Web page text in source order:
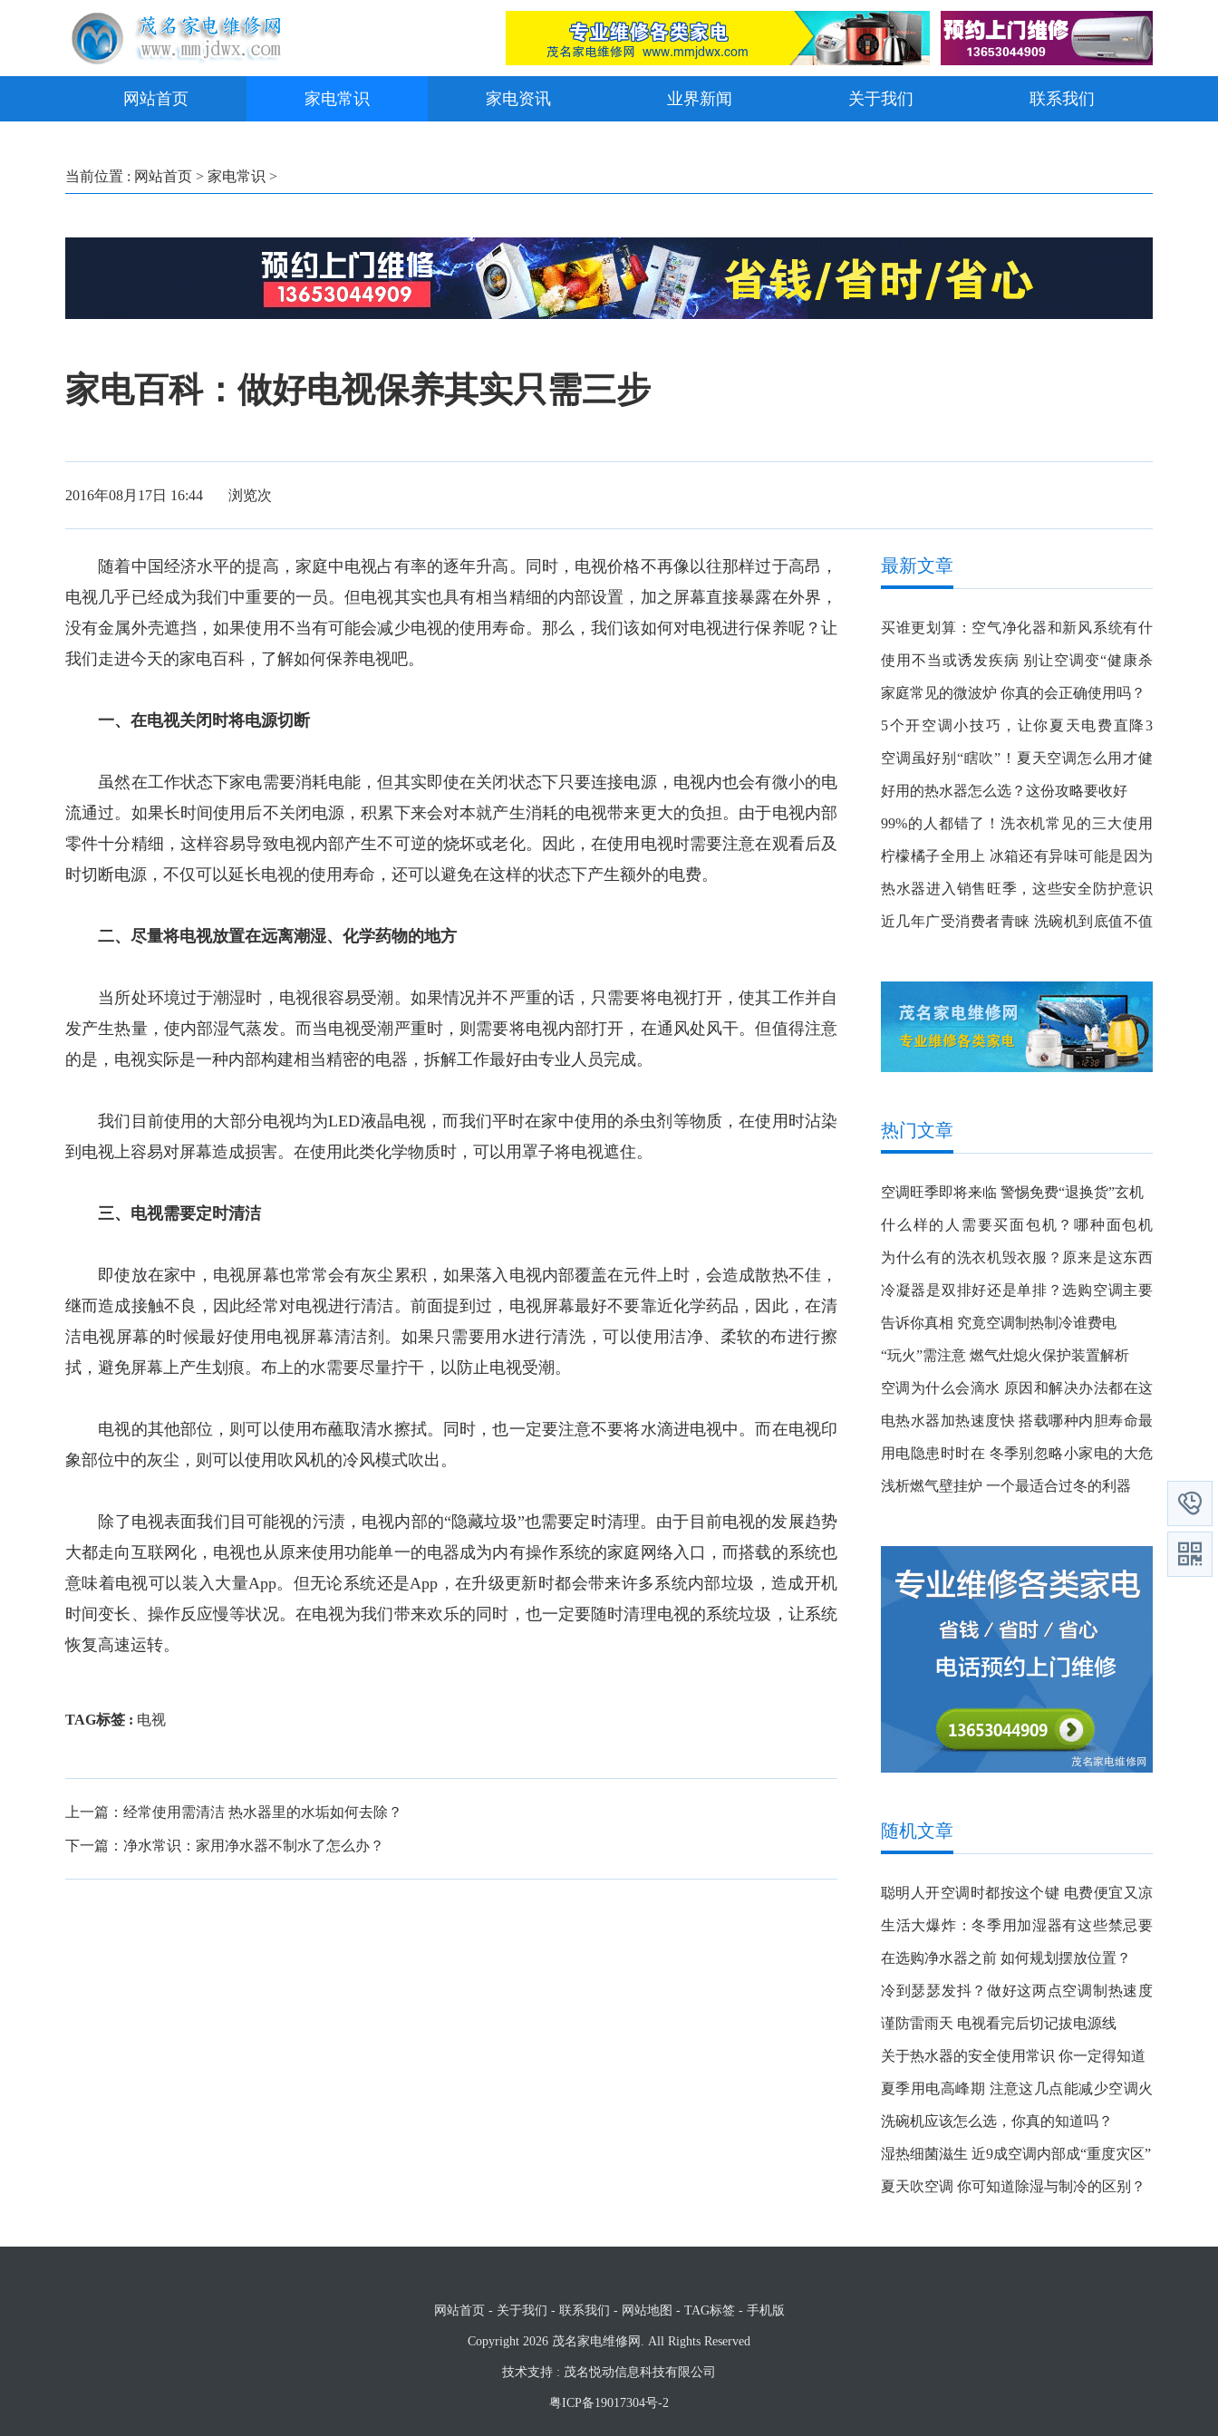
网站首页 家电常识 家电资讯 业界新闻 关于我们 联系我们
当前位置 : 网站首页 > 家电常识 >
家电百科：做好电视保养其实只需三步
2016年08月17日 16:44 浏览次
随着中国经济水平的提高，家庭中电视占有率的逐年升高。同时，电视价格不再像以往那样过于高昂，
电视几乎已经成为我们中重要的一员。但电视其实也具有相当精细的内部设置，加之屏幕直接暴露在外界，
没有金属外壳遮挡，如果使用不当有可能会减少电视的使用寿命。那么，我们该如何对电视进行保养呢？让
我们走进今天的家电百科，了解如何保养电视吧。
一、在电视关闭时将电源切断
虽然在工作状态下家电需要消耗电能，但其实即使在关闭状态下只要连接电源，电视内也会有微小的电
流通过。如果长时间使用后不关闭电源，积累下来会对本就产生消耗的电视带来更大的负担。由于电视内部
零件十分精细，这样容易导致电视内部产生不可逆的烧坏或老化。因此，在使用电视时需要注意在观看后及
时切断电源，不仅可以延长电视的使用寿命，还可以避免在这样的状态下产生额外的电费。
二、尽量将电视放置在远离潮湿、化学药物的地方
当所处环境过于潮湿时，电视很容易受潮。如果情况并不严重的话，只需要将电视打开，使其工作并自
发产生热量，使内部湿气蒸发。而当电视受潮严重时，则需要将电视内部打开，在通风处风干。但值得注意
的是，电视实际是一种内部构建相当精密的电器，拆解工作最好由专业人员完成。
我们目前使用的大部分电视均为LED液晶电视，而我们平时在家中使用的杀虫剂等物质，在使用时沾染
到电视上容易对屏幕造成损害。在使用此类化学物质时，可以用罩子将电视遮住。
三、电视需要定时清洁
即使放在家中，电视屏幕也常常会有灰尘累积，如果落入电视内部覆盖在元件上时，会造成散热不佳，
继而造成接触不良，因此经常对电视进行清洁。前面提到过，电视屏幕最好不要靠近化学药品，因此，在清
洁电视屏幕的时候最好使用电视屏幕清洁剂。如果只需要用水进行清洗，可以使用洁净、柔软的布进行擦
拭，避免屏幕上产生划痕。布上的水需要尽量拧干，以防止电视受潮。
电视的其他部位，则可以使用布蘸取清水擦拭。同时，也一定要注意不要将水滴进电视中。而在电视印
象部位中的灰尘，则可以使用吹风机的冷风模式吹出。
除了电视表面我们目可能视的污渍，电视内部的“隐藏垃圾”也需要定时清理。由于目前电视的发展趋势
大都走向互联网化，电视也从原来使用功能单一的电器成为内有操作系统的家庭网络入口，而搭载的系统也
意味着电视可以装入大量App。但无论系统还是App，在升级更新时都会带来许多系统内部垃圾，造成开机
时间变长、操作反应慢等状况。在电视为我们带来欢乐的同时，也一定要随时清理电视的系统垃圾，让系统
恢复高速运转。
TAG标签 : 电视
上一篇： 经常使用需清洁 热水器里的水垢如何去除？
下一篇： 净水常识：家用净水器不制水了怎么办？
最新文章
买谁更划算：空气净化器和新风系统有什
么区别？
使用不当或诱发疾病 别让空调变“健康杀
手”
家庭常见的微波炉 你真的会正确使用吗？
5个开空调小技巧，让你夏天电费直降3
成！
空调虽好别“瞎吹”！夏天空调怎么用才健
康？
好用的热水器怎么选？这份攻略要收好
99%的人都错了！洗衣机常见的三大使用
误区
柠檬橘子全用上 冰箱还有异味可能是因为
这点
热水器进入销售旺季，这些安全防护意识
你知道吗？
近几年广受消费者青睐 洗碗机到底值不值
热门文章
空调旺季即将来临 警惕免费“退换货”玄机
什么样的人需要买面包机？哪种面包机
好？
为什么有的洗衣机毁衣服？原来是这东西
惹的祸
冷凝器是双排好还是单排？选购空调主要
看这几点
告诉你真相 究竟空调制热制冷谁费电
“玩火”需注意 燃气灶熄火保护装置解析
空调为什么会滴水 原因和解决办法都在这
了
电热水器加热速度快 搭载哪种内胆寿命最
长？
用电隐患时时在 冬季别忽略小家电的大危
机
浅析燃气壁挂炉 一个最适合过冬的利器
随机文章
聪明人开空调时都按这个键 电费便宜又凉
快
生活大爆炸：冬季用加湿器有这些禁忌要
注意
在选购净水器之前 如何规划摆放位置？
冷到瑟瑟发抖？做好这两点空调制热速度
更快
谨防雷雨天 电视看完后切记拔电源线
关于热水器的安全使用常识 你一定得知道
夏季用电高峰期 注意这几点能减少空调火
灾隐患
洗碗机应该怎么选，你真的知道吗？
湿热细菌滋生 近9成空调内部成“重度灾区”
夏天吹空调 你可知道除湿与制冷的区别？
网站首页 - 关于我们 - 联系我们 - 网站地图 - TAG标签- 手机版
Copyright 2026 茂名家电维修网 . All Rights Reserved
技术支持 : 茂名悦动信息科技有限公司
粤ICP备19017304号-2

